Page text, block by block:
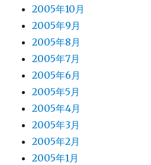
2005年10月
2005年9月
2005年8月
2005年7月
2005年6月
2005年5月
2005年4月
2005年3月
2005年2月
2005年1月